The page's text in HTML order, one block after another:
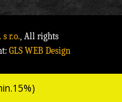
r.o. , All rights
GLS WEB Design